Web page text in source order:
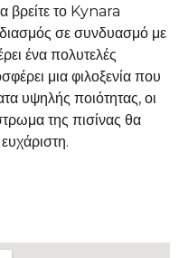
βρείτε το Kynara
σε συνδυασμό με
ένα πολυτελές
μια φιλοξενία που
υψηλής ποιότητας, οι
της πισίνας θα